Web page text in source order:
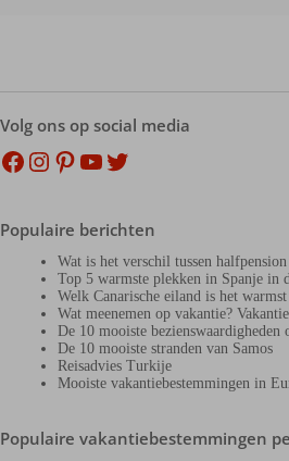
Volg ons op social media
Facebook
Instagram
Pinterest
YouTube
Twitter
Populaire berichten
Wat is het verschil tussen
Top 5 warmste plekken in Spanje in
Welk Canarische eiland is het
Wat meenemen op vakantie?
De 10 mooiste bezienswaardigheden
De 10 mooiste stranden van Samos
Reisadvies Turkije
Mooiste vakantiebestemmingen in
Populaire vakantiebestemmingen